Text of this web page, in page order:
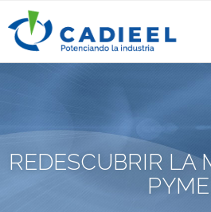
REDESCUBRIR LA
PYME